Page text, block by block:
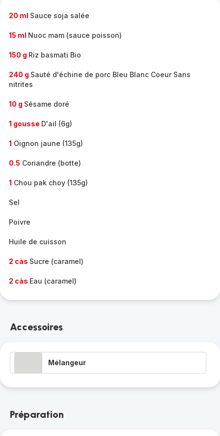
20 ml Sauce soja salée
15 ml Nuoc mam (sauce poisson)
150 g Riz basmati Bio
240 g Sauté d'échine de porc Bleu Blanc Coeur Sans
nitrites
10 g Sésame doré
1 gousse D'ail (6g)
1 Oignon jaune (135g)
0.5 Coriandre (botte)
1 Chou pak choy (135g)
Sel
Poivre
Huile de cuisson
2 càs Sucre (caramel)
2 càs Eau (caramel)
Accessoires
Mélangeur
Préparation